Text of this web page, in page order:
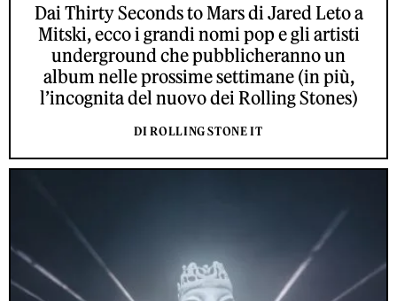
Dai Thirty Seconds to Mars di Jared Leto a
Mitski, ecco i grandi nomi pop e gli artisti
underground che pubblicheranno un
album nelle prossime settimane (in più,
l’incognita del nuovo dei Rolling Stones)
DI ROLLING STONE IT